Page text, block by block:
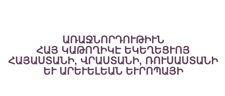
ԱՌԱՋՆՈՐԴՈՒԹԻՒՆ
ՀԱՅ ԿԱԹՈՂԻԿԷ ԵԿԵՂԵՑՒՈՅ
ՀԱՅԱՍՏԱՆԻ, ՎՐԱՍՏԱՆԻ, ՌՈՒՍԱՍՏԱՆԻ
ԵՒ ԱՐԵՒԵԼԵԱՆ ԵՒՐՈՊԱՅԻ